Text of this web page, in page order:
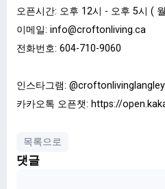
오픈시간: 오후 12시 - 오후 5시 (
이메일: info@croftonliving.ca
전화번호: 604-710-9060
인스타그램: @croftonlivinglangley
카카오톡 오픈챗: https://
목록으로
댓글